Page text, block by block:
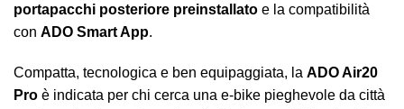
portapacchi posteriore preinstallato e la compatibilità
con ADO Smart App.
Compatta, tecnologica e ben equipaggiata, la ADO Air20
Pro è indicata per chi cerca una e-bike pieghevole da città